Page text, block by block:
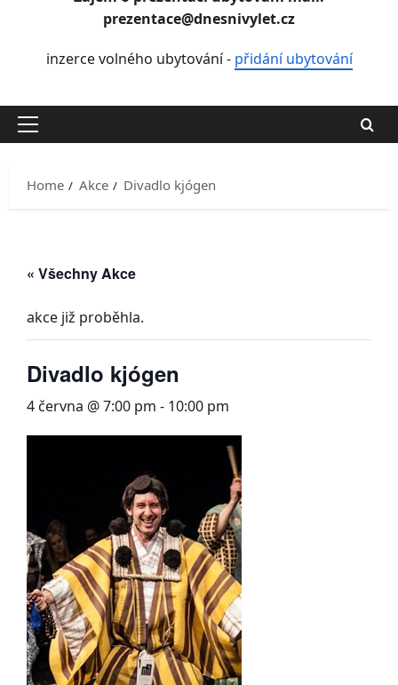
prezentace@dnesnivylet.cz
inzerce volného ubytování - přidání ubytování
Primary
Home
Akce Divadlo kjógen
« Všechny Akce
akce již proběhla.
Divadlo kjógen
4 června @ 7:00 pm - 10:00 pm